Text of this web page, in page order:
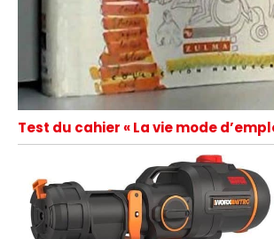
Test du cahier « La vie mode